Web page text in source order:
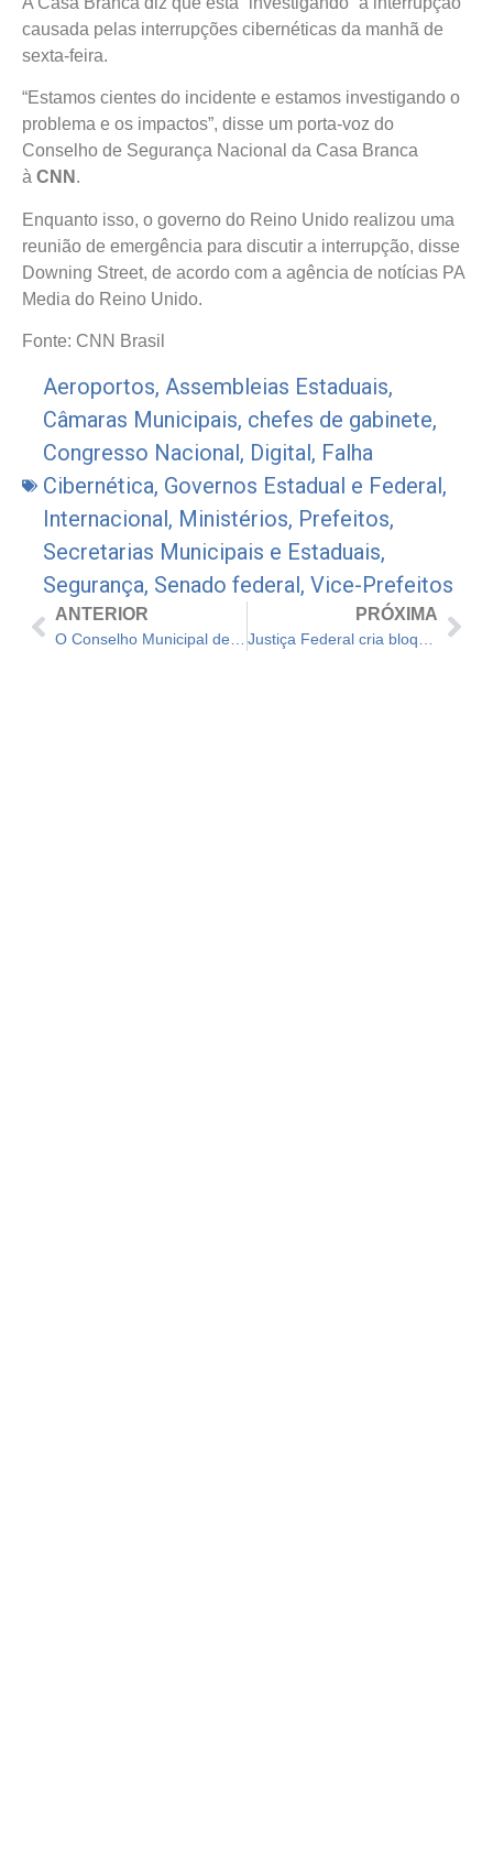
causada pelas interrupções cibernéticas da manhã de
sexta-feira.
“Estamos cientes do incidente e estamos investigando o
problema e os impactos”, disse um porta-voz do
Conselho de Segurança Nacional da Casa Branca
à CNN .
Enquanto isso, o governo do Reino Unido realizou uma
reunião de emergência para discutir a interrupção, disse
Downing Street, de acordo com a agência de notícias PA
Media do Reino Unido.
Fonte: CNN Brasil
Aeroportos, Assembleias Estaduais,
Câmaras Municipais, chefes de gabinete,
Congresso Nacional, Digital, Falha
Cibernética, Governos Estadual e Federal,
Internacional, Ministérios, Prefeitos,
Secretarias Municipais e Estaduais,
Segurança, Senado federal, Vice-Prefeitos
ANTERIOR
O Conselho Municipal de Gestão Fiscal estará representado por UEM
PRÓXIMA
Justiça Federal cria bloqueio de R$ 292 mi de pecuarista para suprir desmatamento